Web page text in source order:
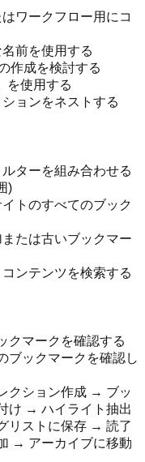
ワークフロー用にコ
前を使用する
作成を検討する
を使用する
ョンをネストする
ターを組み合わせる
)
トのすべてのブック
たは古いブックマー
ンテンツを検索する
クマークを確認する
ブックマークを確認し
クション作成 → ブッ
け → ハイライト抽出
リストに保存 → 読了
→ アーカイブに移動